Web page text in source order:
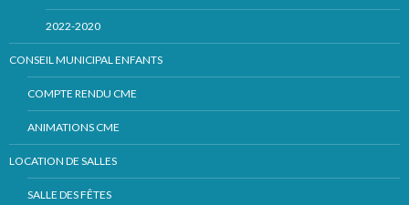
2022-2020
CONSEIL MUNICIPAL ENFANTS
COMPTE RENDU CME
ANIMATIONS CME
LOCATION DE SALLES
SALLE DES FÊTES